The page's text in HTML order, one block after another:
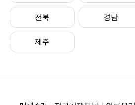
전북 경남
제주